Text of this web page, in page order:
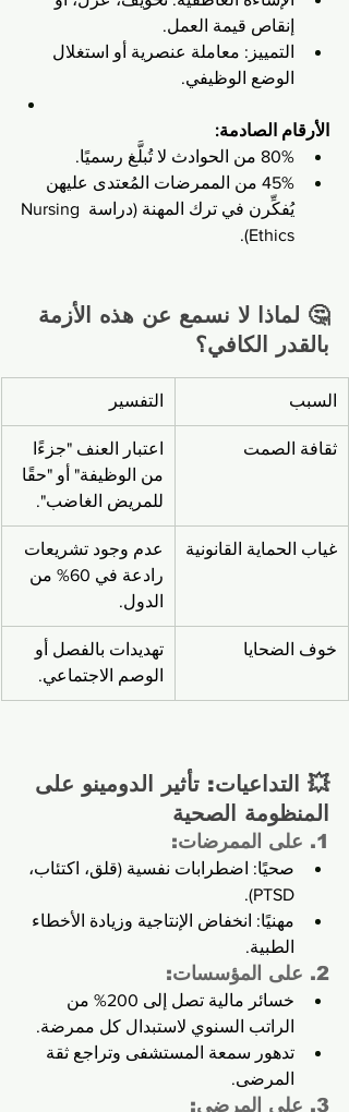
إنقاص قيمة العمل.
التمييز: معاملة عنصرية أو استغلال
الوضع الوظيفي.
الأرقام الصادمة:
80% من الحوادث لا تُبلَّغ رسميًا.
45% من الممرضات المُعتدى عليهن
يُفكِّرن في ترك المهنة (دراسة Nursing
Ethics).
🤔 لماذا لا نسمع عن هذه الأزمة
بالقدر الكافي؟
السبب التفسير
ثقافة الصمت
اعتبار العنف "جزءًا
من الوظيفة" أو "حقًا
للمريض الغاضب".
غياب الحماية القانونية
عدم وجود تشريعات
رادعة في 60% من
الدول.
خوف الضحايا
تهديدات بالفصل أو
الوصم الاجتماعي.
💥 التداعيات: تأثير الدومينو على
المنظومة الصحية
1. على الممرضات:
صحيًا: اضطرابات نفسية (قلق، اكتئاب،
PTSD).
مهنيًا: انخفاض الإنتاجية وزيادة الأخطاء
الطبية.
2. على المؤسسات:
خسائر مالية تصل إلى 200% من
الراتب السنوي لاستبدال كل ممرضة.
تدهور سمعة المستشفى وتراجع ثقة
المرضى.
3. على المرضى: